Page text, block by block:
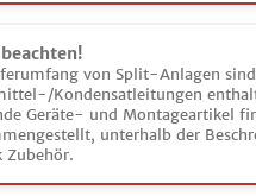
von Split-Anlagen
Kondensatleitungen
Geräte- und Montageartikel
unterhalb der
Zubehör.